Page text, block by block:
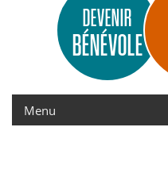
DEVENIR
BÉNÉVOLE